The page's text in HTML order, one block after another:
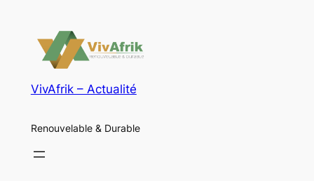
VivAfrik – Actualité
Renouvelable & Durable